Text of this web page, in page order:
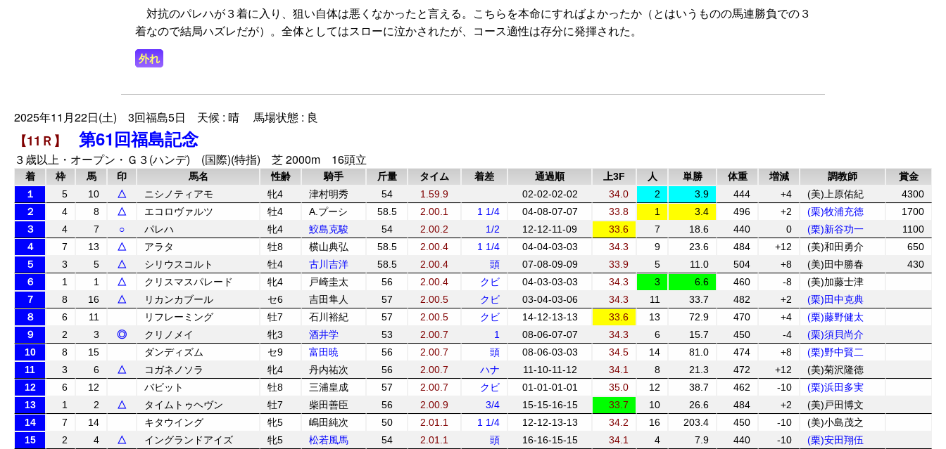
対抗のパレハが３着に入り、狙い自体は悪くなかったと言える。こちらを本命にすればよかったか（とはいうものの馬連勝負での３
着なので結局ハズレだが）。全体としてはスローに泣かされたが、コース適性は存分に発揮された。
外れ
2025年11月22日(土) 3回福島5日 天候 : 晴 馬場状態 : 良
【11Ｒ】 第61回福島記念
３歳以上・オープン・Ｇ３(ハンデ) (国際)(特指) 芝 2000m 16頭立
着 枠 馬 印 馬名 性齢 騎手 斤量 タイム 着差 通過順 上3F 人 単勝 体重 増減 調教師
賞金
１
5 10 △ ニシノティアモ 牝4 津村明秀 54 1.59.9 02-02-02-02 34.0 2 3.9 444 +4 (美)上原佑紀
4300
２
4 8 △ エコロヴァルツ 牡4 A.プーシ 58.5 2.00.1 1 1/4 04-08-07-07 33.8 1 3.4 496 +2 (栗)牧浦充徳
1700
３
4 7 ○ パレハ 牝4 鮫島克駿 54 2.00.2 1/2 12-12-11-09 33.6 7 18.6 440 0 (栗)新谷功一
1100
４
7 13 △ アラタ 牡8 横山典弘 58.5 2.00.4 1 1/4 04-04-03-03 34.3 9 23.6 484 +12 (美)和田勇介
650
５
3 5 △ シリウスコルト 牡4 古川吉洋 58.5 2.00.4 頭 07-08-09-09 33.9 5 11.0 504 +8 (美)田中勝春
430
６
1 1 △ クリスマスパレード 牝4 戸崎圭太 56 2.00.4 クビ 04-03-03-03 34.3 3 6.6 460 -8
(美)加藤士津
７
8 16 △ リカンカブール セ6 吉田隼人 57 2.00.5 クビ 03-04-03-06 34.3 11 33.7 482 +2
(栗)田中克典
８
6 11 リフレーミング 牡7 石川裕紀 57 2.00.5 クビ 14-12-13-13 33.6 13 72.9 470 +4
(栗)藤野健太
９
2 3 ◎ クリノメイ 牝3 酒井学 53 2.00.7 1 08-06-07-07 34.3 6 15.7 450 -4
(栗)須貝尚介
10
8 15 ダンディズム セ9 富田暁 56 2.00.7 頭 08-06-03-03 34.5 14 81.0 474 +8
(栗)野中賢二
11
3 6 △ コガネノソラ 牝4 丹内祐次 56 2.00.7 ハナ 11-10-11-12 34.1 8 21.3 472 +12
(美)菊沢隆徳
12
6 12 バビット 牡8 三浦皇成 57 2.00.7 クビ 01-01-01-01 35.0 12 38.7 462 -10
(栗)浜田多実
13
1 2 △ タイムトゥヘヴン 牡7 柴田善臣 56 2.00.9 3/4 15-15-16-15 33.7 10 26.6 484 +2
(美)戸田博文
14
7 14 キタウイング 牝5 嶋田純次 50 2.01.1 1 1/4 12-12-13-13 34.2 16 203.4 450 -10
(美)小島茂之
15
2 4 △ イングランドアイズ 牝5 松若風馬 54 2.01.1 頭 16-16-15-15 34.1 4 7.9 440 -10 (栗)安田翔伍